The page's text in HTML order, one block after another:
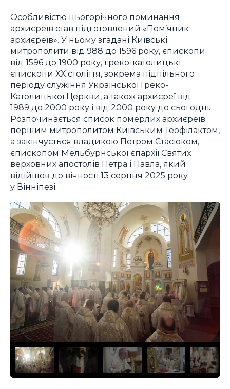
Особливістю цьогорічного поминання
архиєреїв став підготовлений «Пом’яник
архиєреїв». У ньому згадані Київські
митрополити від 988 до 1596 року, єпископи
від 1596 до 1900 року, греко-католицькі
єпископи ХХ століття, зокрема підпільного
періоду служіння Української Греко-
Католицької Церкви, а також архиєреї від
1989 до 2000 року і від 2000 року до сьогодні.
Розпочинається список померлих архиєреїв
першим митрополитом Київським Теофілактом,
а закінчується владикою Петром Стасюком,
єпископом Мельбурнської єпархії Святих
верховних апостолів Петра і Павла, який
відійшов до вічності 13 серпня 2025 року
у Вінніпезі.